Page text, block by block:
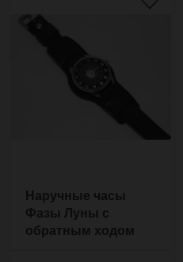
Наручные часы
Фазы Луны с
обратным ходом